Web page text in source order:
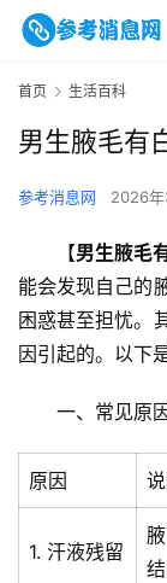
首页 生活百科
男生腋毛有
参考消息网 2026
【男生腋毛
能会发现自己的
困惑甚至担忧。
因引起的。以下
一、常见原
原因
1. 汗液残留